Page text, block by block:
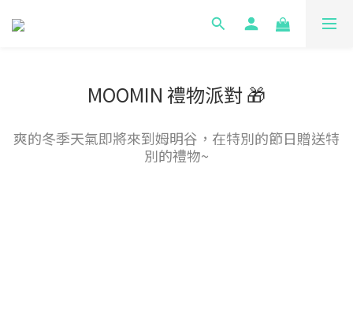
MOOMIN 禮物派對 🎁
爽的冬季天氣即將來到姆明谷，在特別的節日贈送特
別的禮物~